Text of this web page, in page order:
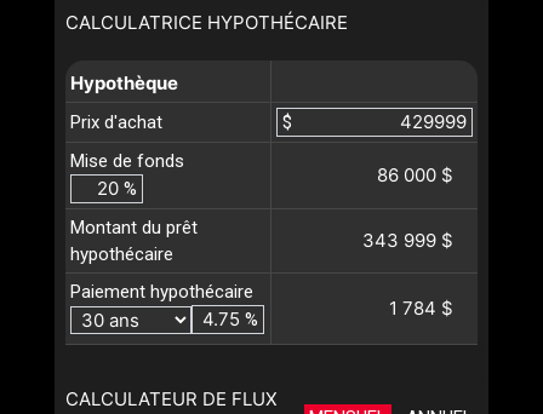
CALCULATRICE HYPOTHÉCAIRE
Hypothèque
Prix d'achat
$
Mise de fonds
%
86 000 $
Montant du prêt
hypothécaire
343 999 $
Paiement hypothécaire
%
1 784 $
CALCULATEUR DE FLUX